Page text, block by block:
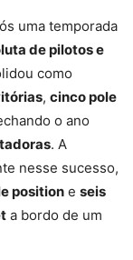
uma temporada
de pilotos e
como
, cinco pole
o ano
. A
nesse sucesso,
position e seis
a bordo de um